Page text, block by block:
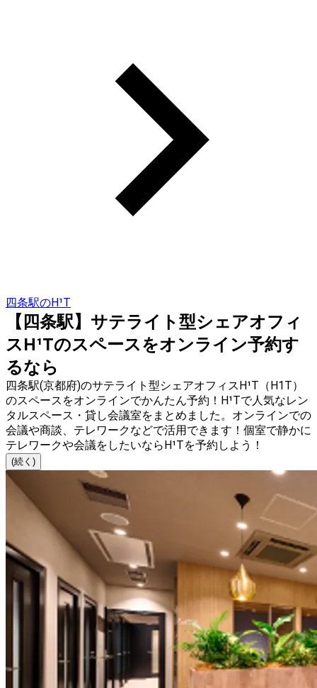
四条駅のH¹T
【四条駅】サテライト型シェアオフィ
スH¹Tのスペースをオンライン予約す
るなら
四条駅(京都府)のサテライト型シェアオフィスH¹T（H1T）
のスペースをオンラインでかんたん予約！H¹Tで人気なレン
タルスペース・貸し会議室をまとめました。オンラインでの
会議や商談、テレワークなどで活用できます！個室で静かに
テレワークや会議をしたいならH¹Tを予約しよう！
(続く)